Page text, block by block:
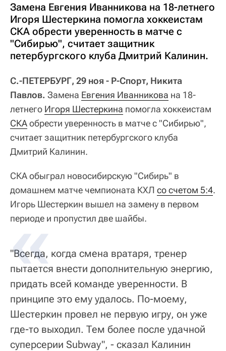
Замена Евгения Иванникова на 18-летнего
Игоря Шестеркина помогла хоккеистам
СКА обрести уверенность в матче с
"Сибирью", считает защитник
петербургского клуба Дмитрий Калинин.
С.-ПЕТЕРБУРГ, 29 ноя - Р-Спорт, Никита
Павлов. Замена Евгения Иванникова на 18-
летнего Игоря Шестеркина помогла хоккеистам
СКАобрести уверенность в матче с "Сибирью",
считает защитник петербургского клуба
Дмитрий Калинин.
СКА обыграл новосибирскую "Сибирь" в
домашнем матче чемпионата КХЛ со счетом 5:4.
Игорь Шестеркин вышел на замену в первом
периоде и пропустил две шайбы.
"Всегда, когда смена вратаря, тренер
пытается внести дополнительную энергию,
придать всей команде уверенности. В
принципе это ему удалось. По-моему,
Шестеркин провел не первую игру, он уже
где-то выходил. Тем более после удачной
суперсерии Subway", - сказал Калинин